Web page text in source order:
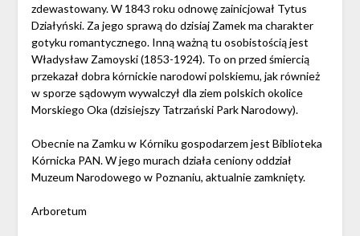
zdewastowany. W 1843 roku odnowę zainicjował Tytus
Działyński. Za jego sprawą do dzisiaj Zamek ma charakter
gotyku romantycznego. Inną ważną tu osobistością jest
Władysław Zamoyski (1853-1924). To on przed śmiercią
przekazał dobra kórnickie narodowi polskiemu, jak również
w sporze sądowym wywalczył dla ziem polskich okolice
Morskiego Oka (dzisiejszy Tatrzański Park Narodowy).
Obecnie na Zamku w Kórniku gospodarzem jest Biblioteka
Kórnicka PAN. W jego murach działa ceniony oddział
Muzeum Narodowego w Poznaniu, aktualnie zamknięty.
Arboretum